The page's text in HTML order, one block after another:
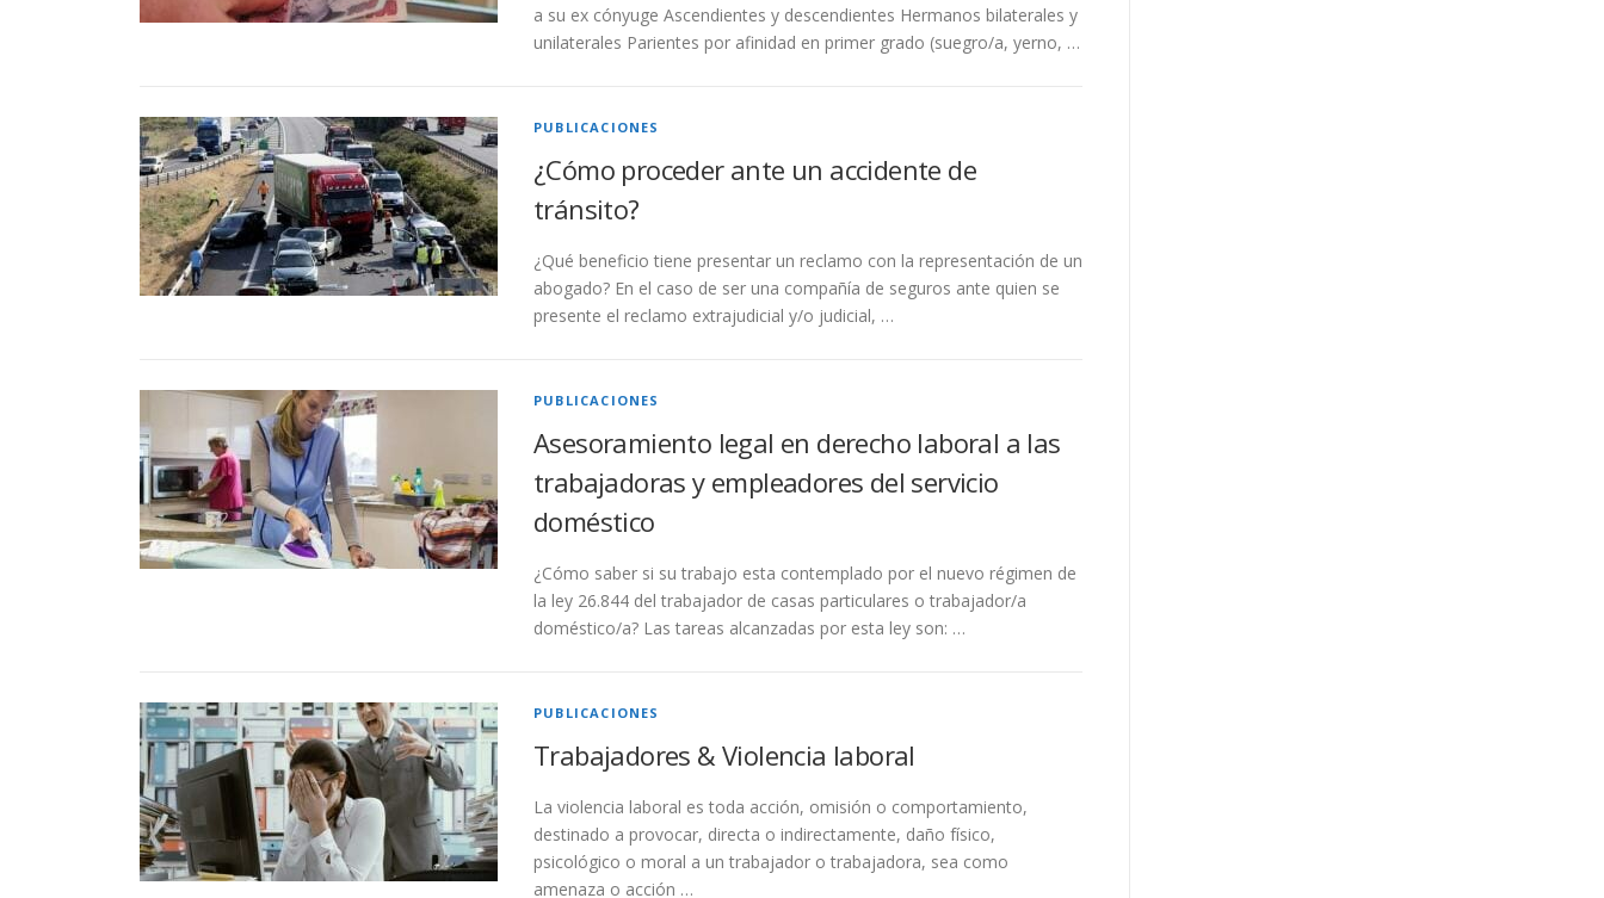
a su ex cónyuge Ascendientes y descendientes Hermanos bilaterales y
unilaterales Parientes por afinidad en primer grado (suegro/a, yerno, …
PUBLICACIONES
¿Cómo proceder ante un accidente de
tránsito?
¿Qué beneficio tiene presentar un reclamo con la representación de un
abogado? En el caso de ser una compañía de seguros ante quien se
presente el reclamo extrajudicial y/o judicial, …
PUBLICACIONES
Asesoramiento legal en derecho laboral a las
trabajadoras y empleadores del servicio
doméstico
¿Cómo saber si su trabajo esta contemplado por el nuevo régimen de
la ley 26.844 del trabajador de casas particulares o trabajador/a
doméstico/a? Las tareas alcanzadas por esta ley son: …
PUBLICACIONES
Trabajadores & Violencia laboral
La violencia laboral es toda acción, omisión o comportamiento,
destinado a provocar, directa o indirectamente, daño físico,
psicológico o moral a un trabajador o trabajadora, sea como
amenaza o acción …